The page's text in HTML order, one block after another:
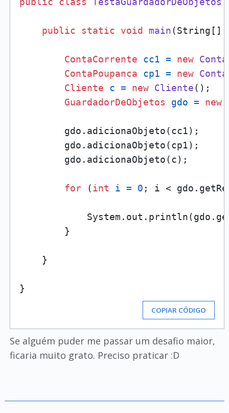
public static void main(String[]
ContaCorrente cc1 = new
ContaPoupanca
cp1 = new
Cliente
c = new Cliente();
GuardadorDeObjetos
gdo = new
        gdo.adicionaObjeto(cc1);
        gdo.adicionaObjeto(cp1);
        gdo.adicionaObjeto(c);
for (int i = 0 ; i <
        }
    }
COPIAR CÓDIGO
Se alguém puder me passar um desafio maior,
ficaria muito grato. Preciso praticar :D